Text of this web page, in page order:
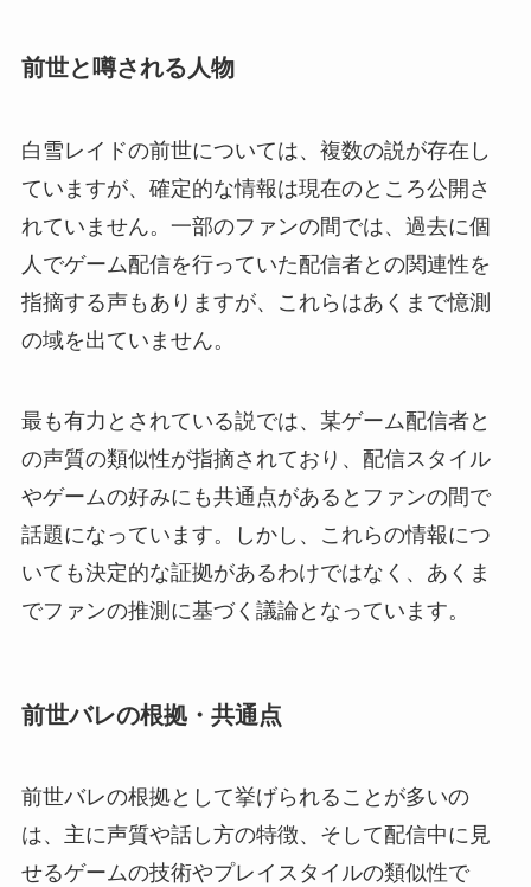
前世と噂される人物
白雪レイドの前世については、複数の説が存在し
ていますが、確定的な情報は現在のところ公開さ
れていません。一部のファンの間では、過去に個
人でゲーム配信を行っていた配信者との関連性を
指摘する声もありますが、これらはあくまで憶測
の域を出ていません。
最も有力とされている説では、某ゲーム配信者と
の声質の類似性が指摘されており、配信スタイル
やゲームの好みにも共通点があるとファンの間で
話題になっています。しかし、これらの情報につ
いても決定的な証拠があるわけではなく、あくま
でファンの推測に基づく議論となっています。
前世バレの根拠・共通点
前世バレの根拠として挙げられることが多いの
は、主に声質や話し方の特徴、そして配信中に見
せるゲームの技術やプレイスタイルの類似性で